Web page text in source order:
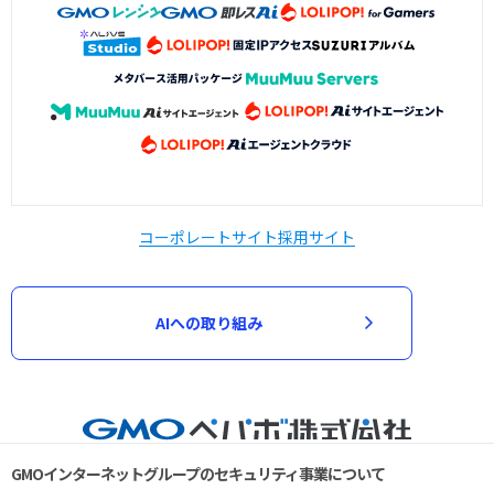
コーポレートサイト採用サイト
AIへの取り組み
GMOインターネットグループのセキュリティ事業について